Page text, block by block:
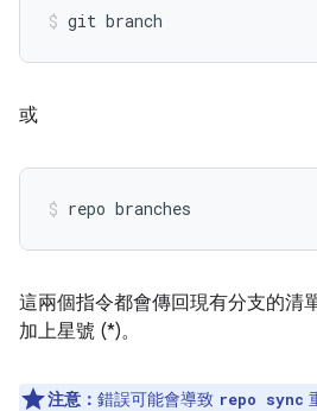
或
這兩個指令都會傳回現有分支的清
加上星號 (*)。
注意： 錯誤可能會導致 repo sync